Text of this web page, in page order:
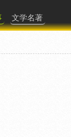
文学名著